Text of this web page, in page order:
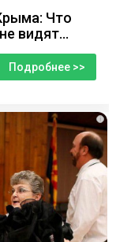
Что
видят...
Подробнее >>
i